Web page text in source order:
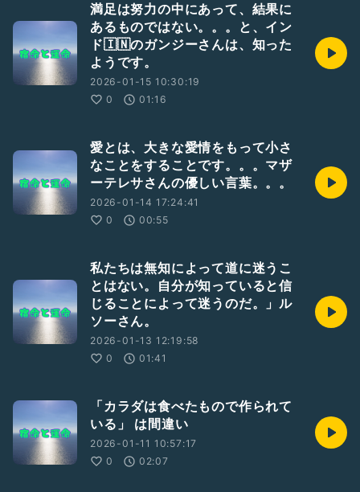
満足は努力の中にあって、結果に
あるものではない。。。と、イン
ド🇮🇳のガンジーさんは、知った
ようです。
2026-01-15 10:30:19
0
01:16
愛とは、大きな愛情をもって小さ
なことをすることです。。。マザ
ーテレサさんの優しい言葉。。。
2026-01-14 17:24:41
0
00:55
私たちは無知によって道に迷うこ
とはない。自分が知っていると信
じることによって迷うのだ。」ル
ソーさん。
2026-01-13 12:19:58
0
01:41
「カラダは食べたもので作られて
いる」 は間違い
2026-01-11 10:57:17
0
02:07